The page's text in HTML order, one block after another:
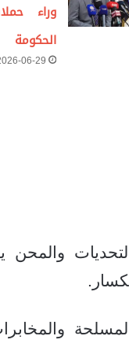
وراء
الحكومة
06-29